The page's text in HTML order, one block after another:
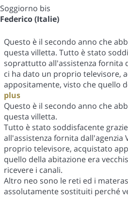
Soggiorno bis
Federico (Italie)
Questo è il secondo anno che
questa villetta. Tutto è stato
soprattutto all'assistenza fornita
ci ha dato un proprio televisore,
appositamente, visto che quello
plus
Questo è il secondo anno che
questa villetta.
Tutto è stato soddisfacente
all'assistenza fornita dall'agenzia
proprio televisore, acquistato
quello della abitazione era
ricevere i canali.
Altro neo sono le reti ed i
assolutamente sostituiti perché